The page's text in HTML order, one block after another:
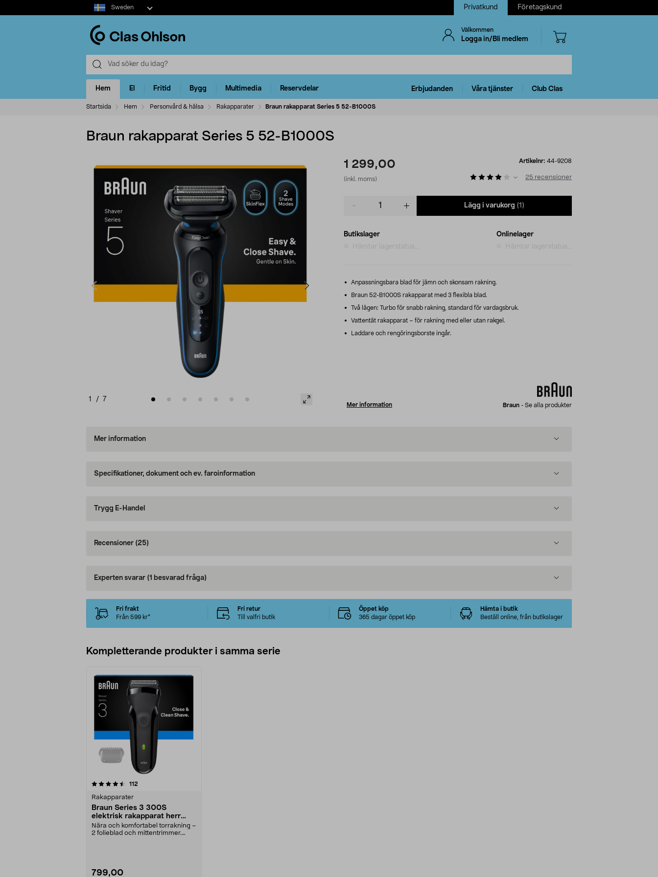
Select
market
Sweden Privatkund Företagskund
Välkommen
Logga in/Bli medlem
Hem El Fritid Bygg Multimedia Reservdelar Erbjudanden Våra tjänster Club Clas
Startsida Hem Personvård & hälsa Rakapparater Braun rakapparat Series 5 52-B1000S
Braun rakapparat Series 5 52-B1000S
1 / 7
1 299,00
(inkl. moms)
Artikelnr: 44-9208
25 recensioner
Lägg i varukorg (1)
Butikslager
Hämtar lagerstatus...
Onlinelager
Hämtar lagerstatus...
Anpassningsbara blad för jämn och skonsam rakning.
Braun 52-B1000S rakapparat med 3 flexibla blad.
Två lägen: Turbo för snabb rakning, standard för vardagsbruk.
Vattentät rakapparat – för rakning med eller utan rakgel.
Laddare och rengöringsborste ingår.
Mer information Braun - Se alla produkter
Mer information
Specifikationer, dokument och ev. faroinformation
Trygg E-Handel
Recensioner (25)
Experten svarar (1 besvarad fråga)
Fri frakt
Från 599 kr*
Fri retur
Till valfri butik
Öppet köp
365 dagar öppet köp
Hämta i butik
Beställ online, från butikslager
Kompletterande produkter i samma serie
112
Rakapparater
Braun Series 3 300S
elektrisk rakapparat herr
svart
Nära och komfortabel torrakning –
2 folieblad och mittentrimmer.
799,00